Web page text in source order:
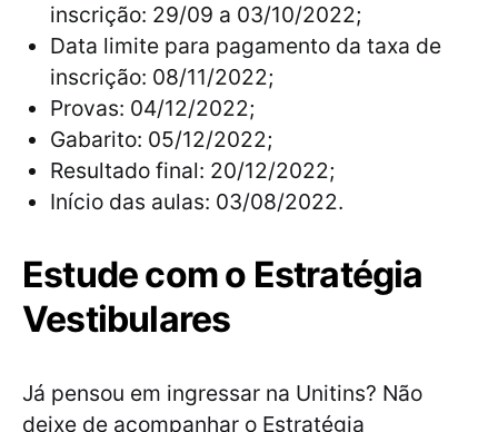
inscrição: 29/09 a 03/10/2022;
Data limite para pagamento da taxa de
inscrição: 08/11/2022;
Provas: 04/12/2022;
Gabarito: 05/12/2022;
Resultado final: 20/12/2022;
Início das aulas: 03/08/2022.
Estude com o Estratégia
Vestibulares
Já pensou em ingressar na Unitins? Não
deixe de acompanhar o Estratégia